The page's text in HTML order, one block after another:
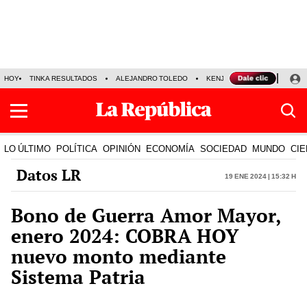
HOY TINKA RESULTADOS ALEJANDRO TOLEDO KENJI FUJIMORI
LO ÚLTIMO POLÍTICA OPINIÓN ECONOMÍA SOCIEDAD MUNDO
Datos LR 19 Ene 2024 | 15:32 h
Bono de Guerra Amor Mayor,
enero 2024: COBRA HOY
nuevo monto mediante
Sistema Patria